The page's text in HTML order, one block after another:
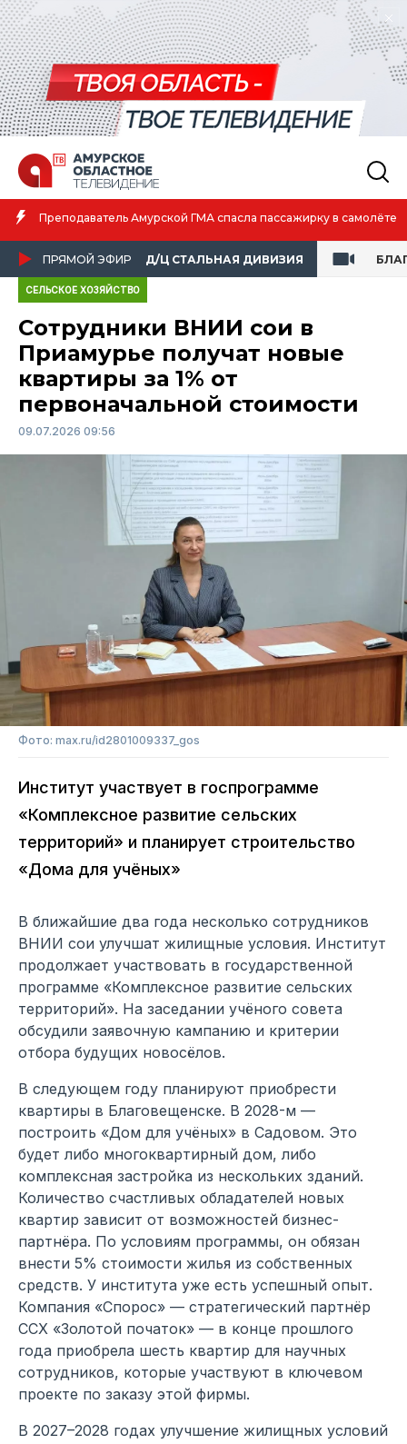
Амурская спортсменка выиграла первенство России по лёгкой
атлетике
ПРЯМОЙ ЭФИР Д/Ц СТАЛЬНАЯ ДИВИЗИЯ
СЕЛЬСКОЕ ХОЗЯЙСТВО
Сотрудники ВНИИ сои в
Приамурье получат новые
квартиры за 1% от
первоначальной стоимости
09.07.2026 09:56
Фото: max.ru/id2801009337_gos
Институт участвует в госпрограмме
«Комплексное развитие сельских
территорий» и планирует строительство
«Дома для учёных»
В ближайшие два года несколько сотрудников
ВНИИ сои улучшат жилищные условия. Институт
продолжает участвовать в государственной
программе «Комплексное развитие сельских
территорий». На заседании учёного совета
обсудили заявочную кампанию и критерии
отбора будущих новосёлов.
В следующем году планируют приобрести
квартиры в Благовещенске. В 2028-м —
построить «Дом для учёных» в Садовом. Это
будет либо многоквартирный дом, либо
комплексная застройка из нескольких зданий.
Количество счастливых обладателей новых
квартир зависит от возможностей бизнес-
партнёра. По условиям программы, он обязан
внести 5% стоимости жилья из собственных
средств. У института уже есть успешный опыт.
Компания «Спорос» — стратегический партнёр
ССХ «Золотой початок» — в конце прошлого
года приобрела шесть квартир для научных
сотрудников, которые участвуют в ключевом
проекте по заказу этой фирмы.
В 2027–2028 годах улучшение жилищных условий